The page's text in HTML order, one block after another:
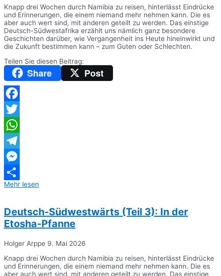
Knapp drei Wochen durch Namibia zu reisen, hinterlässt Eindrücke
und Erinnerungen, die einem niemand mehr nehmen kann. Die es
aber auch wert sind, mit anderen geteilt zu werden. Das einstige
Deutsch-Südwestafrika erzählt uns nämlich ganz besondere
Geschichten darüber, wie Vergangenheit ins Heute hineinwirkt und
die Zukunft bestimmen kann – zum Guten oder Schlechten.
Teilen Sie diesen Beitrag:
Share Post
Facebook
Twitter
WhatsApp
Telegram
Messenger
Teilen
Mehr lesen
Deutsch-Südwestwärts (Teil 3): In der
Etosha-Pfanne
Holger Arppe 9. Mai 2026
Knapp drei Wochen durch Namibia zu reisen, hinterlässt Eindrücke
und Erinnerungen, die einem niemand mehr nehmen kann. Die es
aber auch wert sind, mit anderen geteilt zu werden. Das einstige